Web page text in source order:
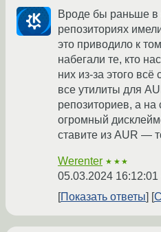
Вроде бы раньше
репозиториях
это приводило к
набегали те, кто
них из-за этого
все утилиты для
репозиториев, а на
огромный
ставите из AUR —
Werenter ★★★
05.03.2024 16:12:01
Показать ответы